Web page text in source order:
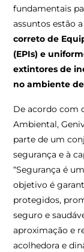
fundamentais
assuntos estão a
correto de
(EPIs) e
extintores de
no ambiente
De acordo com
Ambiental,
parte de um
segurança e à
“Segurança é
objetivo é
protegidos,
seguro e
aproximação e
acolhedora e